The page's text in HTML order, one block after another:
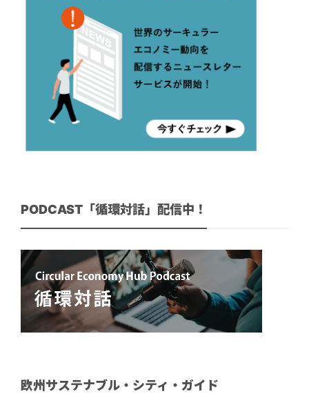
PODCAST「循環対話」配信中！
欧州サステナブル・シティ・ガイド